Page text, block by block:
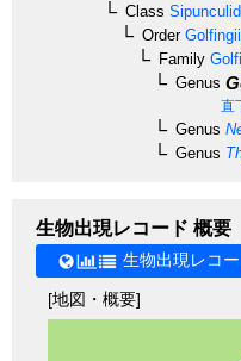
Class
Order
Family
Genus
直
Genus
Genus
生物出現レコード 概要
生物出現レコ
[地図・概要]